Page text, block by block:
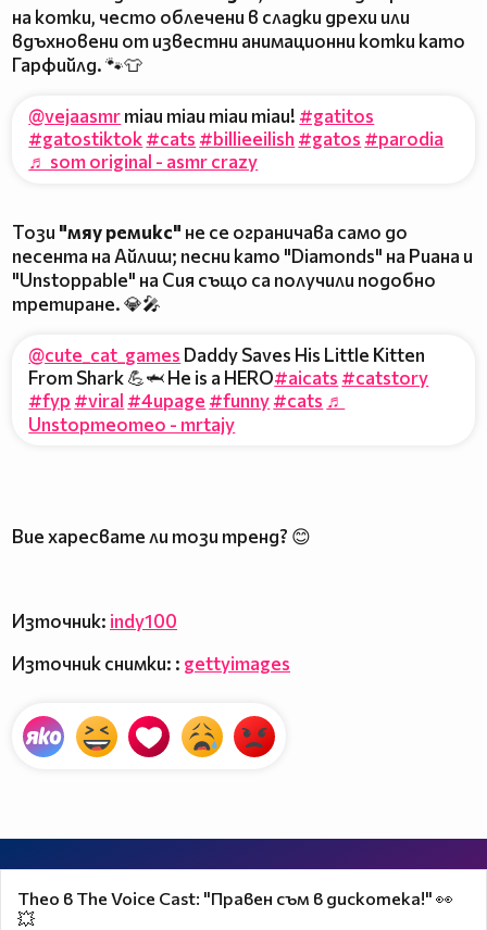
на котки, често облечени в сладки дрехи или
вдъхновени от известни анимационни котки като
Гарфийлд. 🐾👕
@vejaasmrmiau miau miau miau! #gatitos
#gatostiktok#cats #billieeilish #gatos #parodia
♬ som original - asmr crazy
Този "мяу ремикс" не се ограничава само до
песента на Айлиш; песни като "Diamonds" на Риана и
"Unstoppable" на Сия също са получили подобно
третиране. 💎🎤
@cute_cat_games Daddy Saves His Little Kitten
From Shark 💪🦈 He is a HERO#aicats #catstory
#fyp #viral #4upage #funny#cats ♬
Unstopmeomeo - mrtajy
Вие харесвате ли този тренд? 😊
Източник: indy100
Източник снимки: : gettyimages
Theo в The Voice Cast: "Правен съм в дискотека!" 👀
💥